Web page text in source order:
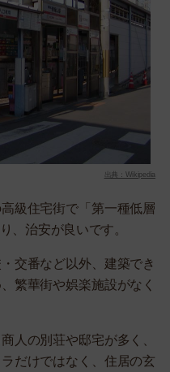
出典：Wikipedia
級住宅街で「第一種低層
、治安が良いです。
交番など以外、建築でき
繁華街や娯楽施設がなく
人の別荘や邸宅が多く、
だけではなく、住居の玄